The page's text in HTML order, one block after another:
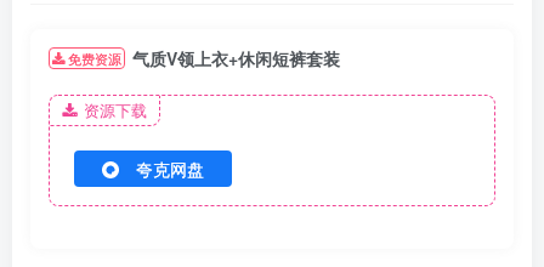
免费资源 气质V领上衣+休闲短裤套装
资源下载
夸克网盘